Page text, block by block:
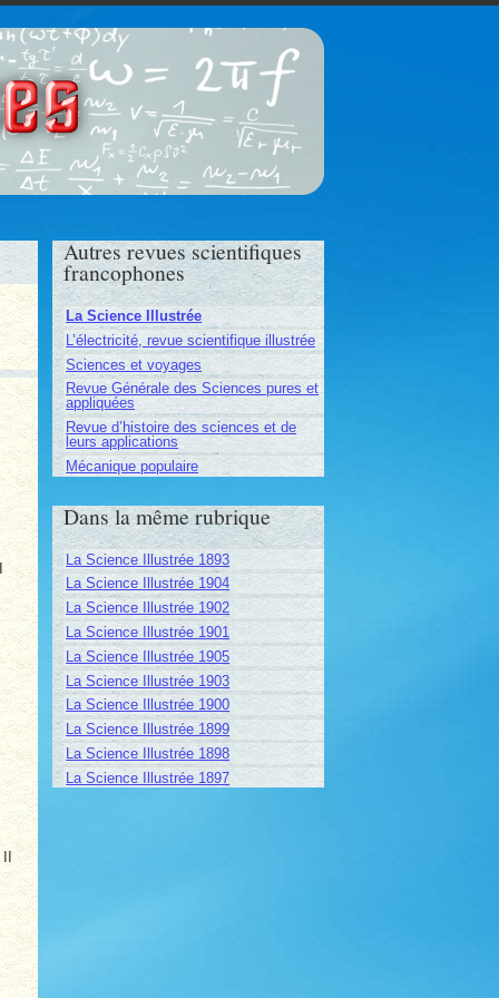
Autres revues scientifiques
francophones
La Science Illustrée
L’électricité, revue scientifique illustrée
Sciences et voyages
Revue Générale des Sciences pures et
appliquées
Revue d’histoire des sciences et de
leurs applications
Mécanique populaire
Dans la même rubrique
La Science Illustrée 1893
La Science Illustrée 1904
La Science Illustrée 1902
La Science Illustrée 1901
La Science Illustrée 1905
La Science Illustrée 1903
La Science Illustrée 1900
La Science Illustrée 1899
La Science Illustrée 1898
La Science Illustrée 1897